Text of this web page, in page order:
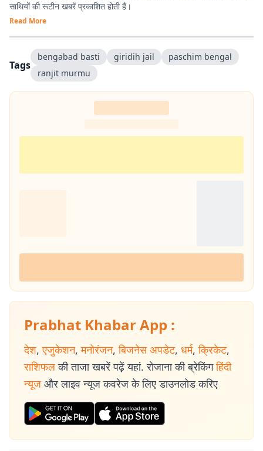
साथियों की रूटीन खबरें प्रकाशित होती हैं।
Read More
Tags
bengabad basti giridih jail
paschim bengal
ranjit murmu
Prabhat Khabar App :
देश, एजुकेशन, मनोरंजन, बिजनेस अपडेट, धर्म, क्रिकेट,
राशिफल की ताजा खबरें पढ़ें यहां. रोजाना की ब्रेकिंग हिंदी
न्यूज और लाइव न्यूज कवरेज के लिए डाउनलोड करिए